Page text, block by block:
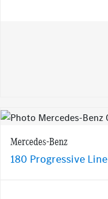
Mercedes-Benz
180 Progressive Line